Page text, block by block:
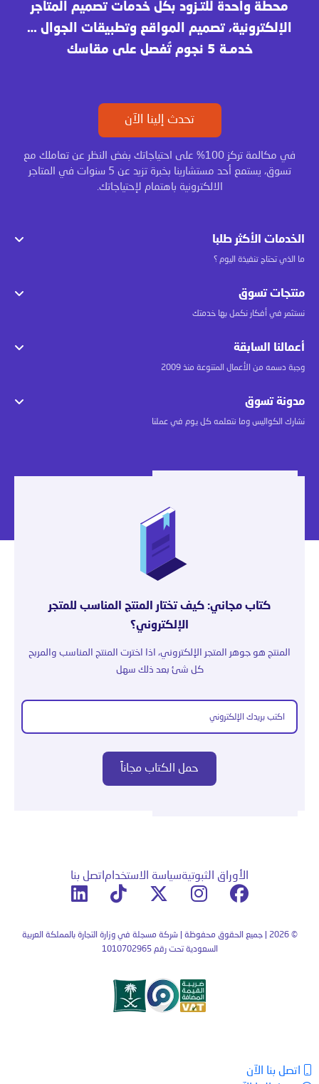
محطة واحدة للتـزود بكل خدمات تصميم المتاجر
الإلكترونية، تصميم المواقع وتطبيقات الجوال …
خدمـة 5 نجوم تُفصل على مقاسك
تحدث إلينا الآن
في مكالمة تركز 100% على احتياجاتك بغض النظر عن تعاملك مع
تسوق، يستمع أحد مستشارينا بخبرة تزيد عن 5 سنوات في المتاجر
الالكترونية باهتمام لإحتياجاتك.
الخدمات الأكثر طلبا
ما الذي تحتاج تنفيذة اليوم ؟
منتجات تسوق
نستثمر في أفكار نكمل بها خدمتك
أعمالنا السابقة
وجبة دسمه من الأعمال المتنوعة منذ 2009
مدونة تسوق
نشارك الكواليس وما نتعلمه كل يوم في عملنا
كتاب مجاني: كيف تختار المنتج المناسب للمتجر
الإلكتروني؟
المنتج هو جوهر المتجر الإلكتروني، اذا اخترت المنتج المناسب والمربح
كل شئ بعد ذلك سهل
الأوراق الثبوتيةسياسة الاستخداماتصل بنا
© 2026 | جميع الحقوق محفوظة | شركة مسجلة في وزارة التجارة بالمملكة العربية
السعودية تحت رقم 1010702965
اتصل بنا الآن